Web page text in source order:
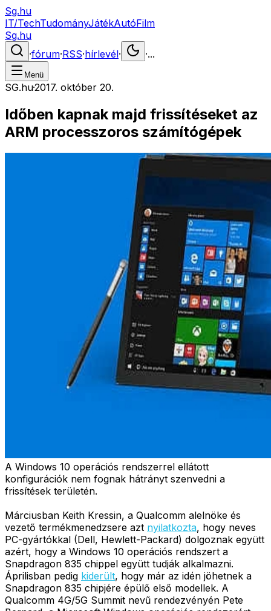
Sg.hu
IT/TechTudományJátékAutóFilm
Sg.hu
·fórum·RSS·hírlevél· ·...
Menü
SG.hu·2017. október 20.
Időben kapnak majd frissítéseket az
ARM processzoros számítógépek
A Windows 10 operációs rendszerrel ellátott
konfigurációk nem fognak hátrányt szenvedni a
frissítések területén.
Márciusban Keith Kressin, a Qualcomm alelnöke és
vezető termékmenedzsere azt nyilatkozta, hogy neves
PC-gyártókkal (Dell, Hewlett-Packard) dolgoznak együtt
azért, hogy a Windows 10 operációs rendszert a
Snapdragon 835 chippel együtt tudják alkalmazni.
Áprilisban pedig kiderült, hogy már az idén jöhetnek a
Snapdragon 835 chipjére épülő első modellek. A
Qualcomm 4G/5G Summit nevű rendezvényén Pete